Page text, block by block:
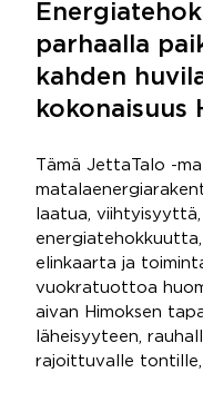
parhaalla
kahden
kokonaisuus
Tämä JettaTalo -
laatua,
elinkaarta ja
vuokratuottoa
aivan Himoksen
läheisyyteen,
rajoittuvalle